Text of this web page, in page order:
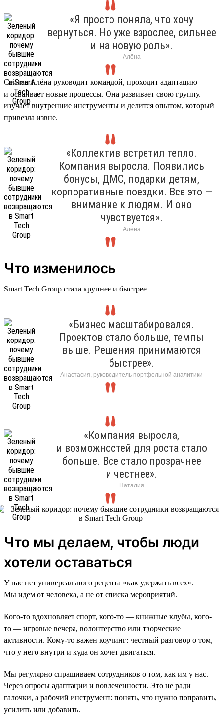
«Я просто поняла, что хочу
вернуться. Но уже взрослее, сильнее
и на новую роль».
Алёна
Сейчас Алёна руководит командой, проходит адаптацию
и осваивает новые процессы. Она развивает свою группу,
изучает внутренние инструменты и делится опытом, который
привезла извне.
«Коллектив встретил тепло.
Компания выросла. Появились
бонусы, ДМС, подарки детям,
корпоративные поездки. Все это —
внимание к людям. И оно
чувствуется».
Алёна
Что изменилось
Smart Tech Group стала крупнее и быстрее.
«Бизнес масштабировался.
Проектов стало больше, темпы
выше. Решения принимаются
быстрее».
Анастасия, руководитель портфельной аналитики
«Компания выросла,
и возможностей для роста стало
больше. Все стало прозрачнее
и честнее».
Наталия
Что мы делаем, чтобы люди
хотели оставаться
У нас нет универсального рецепта «как удержать всех».
Мы идем от человека, а не от списка мероприятий.
Кого-то вдохновляет спорт, кого-то — книжные клубы, кого-
то — игровые вечера, волонтерство или творческие
активности. Кому-то важен коучинг: честный разговор о том,
что у него внутри и куда он хочет двигаться.
Мы регулярно спрашиваем сотрудников о том, как им у нас.
Через опросы адаптации и вовлеченности. Это не ради
галочки, а рабочий инструмент: понять, что нужно поправить,
усилить или добавить.